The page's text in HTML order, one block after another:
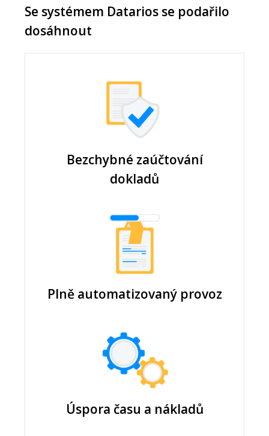
Se systémem Datarios se podařilo
dosáhnout
Bezchybné zaúčtování
dokladů
Plně automatizovaný provoz
Úspora času a nákladů